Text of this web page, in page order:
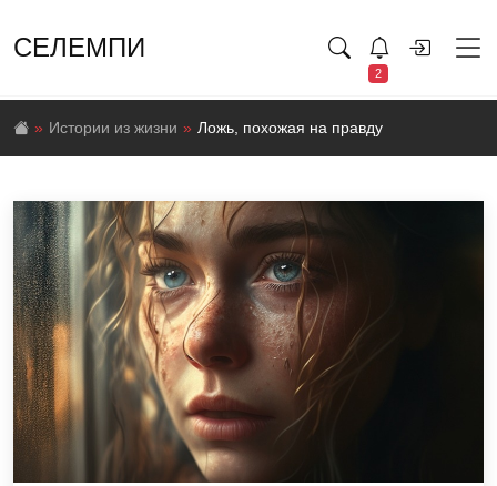
СЕЛЕМПИ
2
Истории из жизни Ложь, похожая на правду